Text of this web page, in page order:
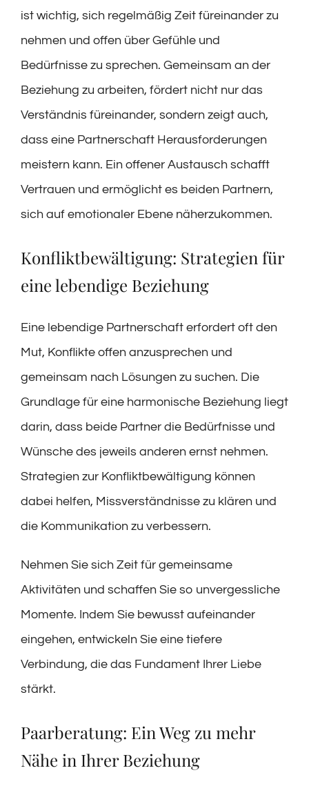
ist wichtig, sich regelmäßig Zeit füreinander zu
nehmen und offen über Gefühle und
Bedürfnisse zu sprechen. Gemeinsam an der
Beziehung zu arbeiten, fördert nicht nur das
Verständnis füreinander, sondern zeigt auch,
dass eine Partnerschaft Herausforderungen
meistern kann. Ein offener Austausch schafft
Vertrauen und ermöglicht es beiden Partnern,
sich auf emotionaler Ebene näherzukommen.
Konfliktbewältigung: Strategien für
eine lebendige Beziehung
Eine lebendige Partnerschaft erfordert oft den
Mut, Konflikte offen anzusprechen und
gemeinsam nach Lösungen zu suchen. Die
Grundlage für eine harmonische Beziehung liegt
darin, dass beide Partner die Bedürfnisse und
Wünsche des jeweils anderen ernst nehmen.
Strategien zur Konfliktbewältigung können
dabei helfen, Missverständnisse zu klären und
die Kommunikation zu verbessern.
Nehmen Sie sich Zeit für gemeinsame
Aktivitäten und schaffen Sie so unvergessliche
Momente. Indem Sie bewusst aufeinander
eingehen, entwickeln Sie eine tiefere
Verbindung, die das Fundament Ihrer Liebe
stärkt.
Paarberatung: Ein Weg zu mehr
Nähe in Ihrer Beziehung